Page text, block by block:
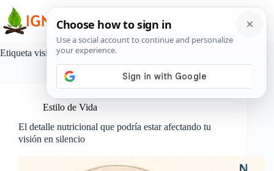
contenido
Etiqueta vision
Estilo de Vida
El detalle nutricional que podría estar afectando tu
visión en silencio